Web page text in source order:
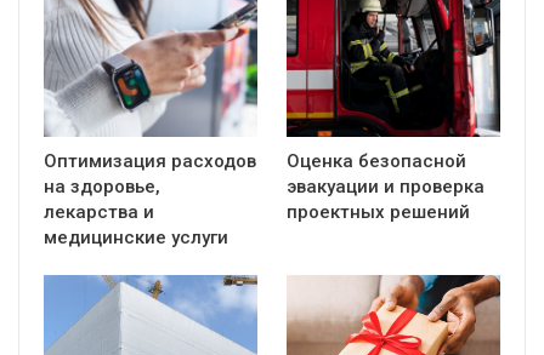
Оптимизация расходов
на здоровье,
лекарства и
медицинские услуги
Оценка безопасной
эвакуации и проверка
проектных решений